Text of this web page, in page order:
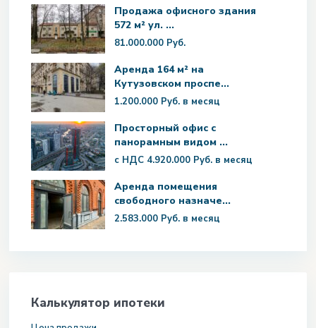
Продажа офисного здания
572 м² ул. ...
81.000.000 Руб.
Аренда 164 м² на
Кутузовском проспе...
1.200.000 Руб. в месяц
Просторный офис с
панорамным видом ...
с НДС 4.920.000 Руб. в месяц
Аренда помещения
свободного назначе...
2.583.000 Руб. в месяц
Калькулятор ипотеки